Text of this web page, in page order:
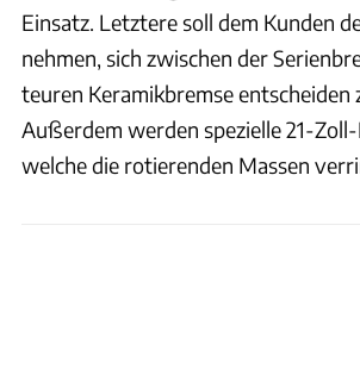
Einsatz. Letztere soll dem Kunden
nehmen, sich zwischen der
teuren Keramikbremse entscheiden
Außerdem werden spezielle 21-
welche die rotierenden Massen